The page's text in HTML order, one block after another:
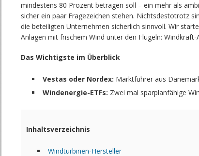
mindestens 80 Prozent betragen soll – ein mehr als
sicher ein paar Fragezeichen stehen. Nichtsdestotrotz
die beteiligten Unternehmen sicherlich sinnvoll. Wir
Anlagen mit frischem Wind unter den Flügeln: Windkraft-
Das Wichtigste im Überblick
Vestas oder Nordex: Marktführer aus
Windenergie-ETFs: Zwei mal sparplanfähige
Inhaltsverzeichnis
Windturbinen-Hersteller